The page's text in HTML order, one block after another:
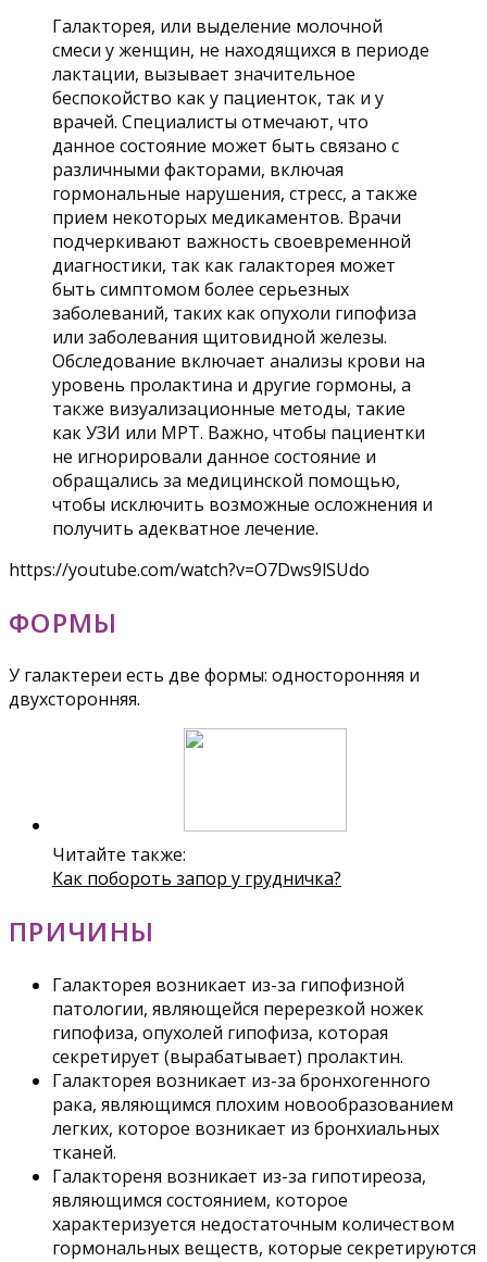
Галакторея, или выделение молочной
смеси у женщин, не находящихся в периоде
лактации, вызывает значительное
беспокойство как у пациенток, так и у
врачей. Специалисты отмечают, что
данное состояние может быть связано с
различными факторами, включая
гормональные нарушения, стресс, а также
прием некоторых медикаментов. Врачи
подчеркивают важность своевременной
диагностики, так как галакторея может
быть симптомом более серьезных
заболеваний, таких как опухоли гипофиза
или заболевания щитовидной железы.
Обследование включает анализы крови на
уровень пролактина и другие гормоны, а
также визуализационные методы, такие
как УЗИ или МРТ. Важно, чтобы пациентки
не игнорировали данное состояние и
обращались за медицинской помощью,
чтобы исключить возможные осложнения и
получить адекватное лечение.
https://youtube.com/watch?v=O7Dws9lSUdo
ФОРМЫ
У галактереи есть две формы: односторонняя и
двухсторонняя.
Читайте также:
Как побороть запор у грудничка?
ПРИЧИНЫ
Галакторея возникает из-за гипофизной
патологии, являющейся перерезкой ножек
гипофиза, опухолей гипофиза, которая
секретирует (вырабатывает) пролактин.
Галакторея возникает из-за бронхогенного
рака, являющимся плохим новообразованием
легких, которое возникает из бронхиальных
тканей.
Галактореня возникает из-за гипотиреоза,
являющимся состоянием, которое
характеризуется недостаточным количеством
гормональных веществ, которые секретируются